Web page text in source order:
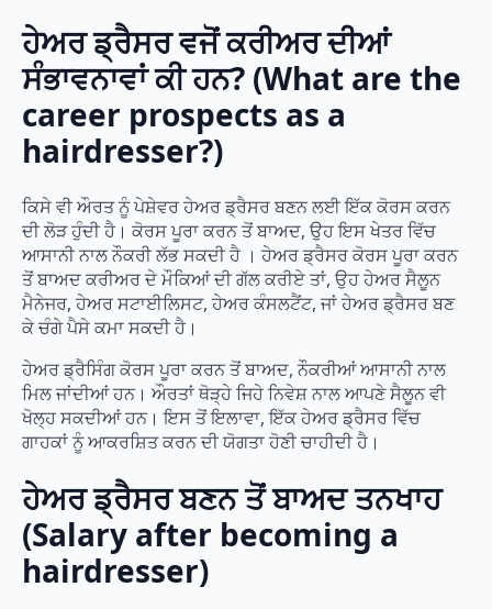
ਹੇਅਰ ਡ੍ਰੈਸਰ ਵਜੋਂ ਕਰੀਅਰ ਦੀਆਂ
ਸੰਭਾਵਨਾਵਾਂ ਕੀ ਹਨ? (What are the
career prospects as a
hairdresser?)
ਕਿਸੇ ਵੀ ਔਰਤ ਨੂੰ ਪੇਸ਼ੇਵਰ ਹੇਅਰ ਡ੍ਰੈਸਰ ਬਣਨ ਲਈ ਇੱਕ ਕੋਰਸ ਕਰਨ
ਦੀ ਲੋੜ ਹੁੰਦੀ ਹੈ। ਕੋਰਸ ਪੂਰਾ ਕਰਨ ਤੋਂ ਬਾਅਦ, ਉਹ ਇਸ ਖੇਤਰ ਵਿੱਚ
ਆਸਾਨੀ ਨਾਲ ਨੌਕਰੀ ਲੱਭ ਸਕਦੀ ਹੈ । ਹੇਅਰ ਡ੍ਰੈਸਰ ਕੋਰਸ ਪੂਰਾ ਕਰਨ
ਤੋਂ ਬਾਅਦ ਕਰੀਅਰ ਦੇ ਮੌਕਿਆਂ ਦੀ ਗੱਲ ਕਰੀਏ ਤਾਂ, ਉਹ ਹੇਅਰ ਸੈਲੂਨ
ਮੈਨੇਜਰ, ਹੇਅਰ ਸਟਾਈਲਿਸਟ, ਹੇਅਰ ਕੰਸਲਟੈਂਟ, ਜਾਂ ਹੇਅਰ ਡ੍ਰੈਸਰ ਬਣ
ਕੇ ਚੰਗੇ ਪੈਸੇ ਕਮਾ ਸਕਦੀ ਹੈ।
ਹੇਅਰ ਡ੍ਰੈਸਿੰਗ ਕੋਰਸ ਪੂਰਾ ਕਰਨ ਤੋਂ ਬਾਅਦ, ਨੌਕਰੀਆਂ ਆਸਾਨੀ ਨਾਲ
ਮਿਲ ਜਾਂਦੀਆਂ ਹਨ। ਔਰਤਾਂ ਥੋੜ੍ਹੇ ਜਿਹੇ ਨਿਵੇਸ਼ ਨਾਲ ਆਪਣੇ ਸੈਲੂਨ ਵੀ
ਖੋਲ੍ਹ ਸਕਦੀਆਂ ਹਨ। ਇਸ ਤੋਂ ਇਲਾਵਾ, ਇੱਕ ਹੇਅਰ ਡ੍ਰੈਸਰ ਵਿੱਚ
ਗਾਹਕਾਂ ਨੂੰ ਆਕਰਸ਼ਿਤ ਕਰਨ ਦੀ ਯੋਗਤਾ ਹੋਣੀ ਚਾਹੀਦੀ ਹੈ।
ਹੇਅਰ ਡ੍ਰੈਸਰ ਬਣਨ ਤੋਂ ਬਾਅਦ ਤਨਖਾਹ
(Salary after becoming a
hairdresser)